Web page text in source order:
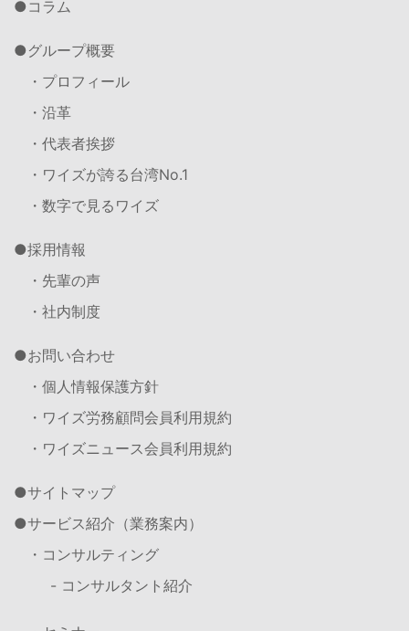
コラム
グループ概要
・プロフィール
・沿革
・代表者挨拶
・ワイズが誇る台湾No.1
・数字で見るワイズ
採用情報
・先輩の声
・社内制度
お問い合わせ
・個人情報保護方針
・ワイズ労務顧問会員利用規約
・ワイズニュース会員利用規約
サイトマップ
サービス紹介（業務案内）
・コンサルティング
- コンサルタント紹介